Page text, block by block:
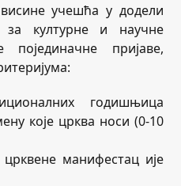
учешћа у додели
за културне и научне
појединачне пријаве,
годишњица
које црква носи (0-10
црквене манифестац ије